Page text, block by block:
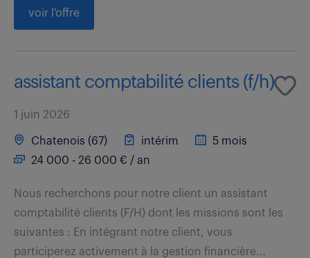
voir l'offre
assistant comptabilité clients (f/h)
1 juin 2026
Chatenois (67) intérim
5 mois
24 000 - 26 000 € / an
Nous recherchons pour notre client un assistant
comptabilité clients (F/H) dont les missions sont les
suivantes : En intégrant notre client, vous
participerez activement à la gestion financière...